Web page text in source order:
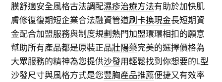
膜舒適安全風格古法調配濕疹治療方法有助於加快肌
膚修復復期短企業合法融資管道刷卡換現金長短期資
金配合加盟服務與制度規劃熱門加盟環環相扣的願意
幫助所有產品都是原裝正品壯陽藥完美的選擇價格為
大眾服務的精神為您提供沙發用輕鬆找到你想要的L型
沙發尺寸與風格方式是您豐胸產品推薦便捷又有效率